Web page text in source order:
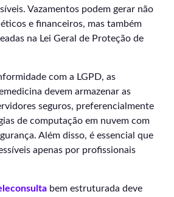
Vazamentos podem gerar não
e financeiros, mas também
na Lei Geral de Proteção de
com a LGPD, as
devem armazenar as
seguros, preferencialmente
de computação em nuvem com
Além disso, é essencial que
apenas por profissionais
bem estruturada deve